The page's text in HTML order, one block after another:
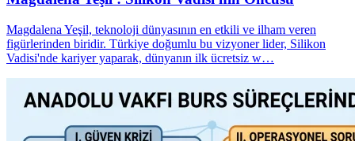
Magdalena Yeşil, teknoloji dünyasının en etkili ve ilham veren
figürlerinden biridir. Türkiye doğumlu bu vizyoner lider, Silikon
Vadisi'nde kariyer yaparak, dünyanın ilk ücretsiz w…